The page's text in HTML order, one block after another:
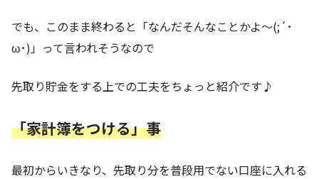
でも、このまま終わると「なんだそんなことかよ～(;´･
ω･)」って言われそうなので
先取り貯金をする上での工夫をちょっと紹介です♪
「家計簿をつける」事
最初からいきなり、先取り分を普段用でない口座に入れる